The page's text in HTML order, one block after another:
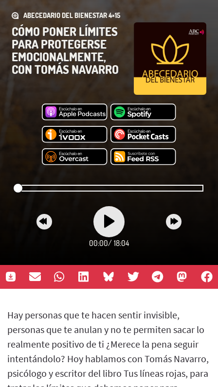
ABECEDARIO DEL BIENESTAR 4×15
CÓMO PONER LÍMITES
PARA PROTEGERSE
EMOCIONALMENTE,
CON TOMÁS NAVARRO
00:00/ 18:04
Hay personas que te hacen sentir invisible,
personas que te anulan y no te permiten sacar lo
realmente positivo de ti ¿Merece la pena seguir
intentándolo? Hoy hablamos con Tomás Navarro,
psicólogo y escritor del libro Tus líneas rojas, para